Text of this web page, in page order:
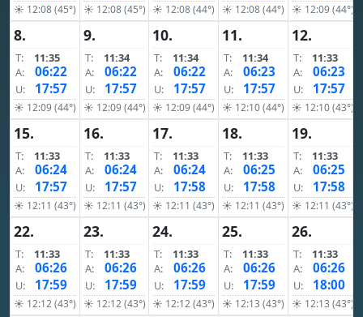
☀ 12:08 (45°) ☀ 12:08 (45°) ☀ 12:08 (44°) ☀ 12:08 (44°) ☀ 12:09 (44°)
8.
T:
11:35
A:
06:22
U: 17:57
☀ 12:09 (44°)
9.
T:
11:34
A:
06:22
U: 17:57
☀ 12:09 (44°)
10.
T:
11:34
A:
06:22
U: 17:57
☀ 12:09 (44°)
11.
T:
11:34
A:
06:23
U: 17:57
☀ 12:10 (44°)
12.
T:
11:33
A:
06:23
U: 17:57
☀ 12:10 (43°)
15.
T:
11:33
A:
06:24
U: 17:57
☀ 12:11 (43°)
16.
T:
11:33
A:
06:24
U: 17:57
☀ 12:11 (43°)
17.
T:
11:33
A:
06:24
U: 17:58
☀ 12:11 (43°)
18.
T:
11:33
A:
06:25
U: 17:58
☀ 12:11 (43°)
19.
T:
11:33
A:
06:25
U: 17:58
☀ 12:11 (43°)
22.
T:
11:33
A:
06:26
U: 17:59
☀ 12:12 (43°)
23.
T:
11:33
A:
06:26
U: 17:59
☀ 12:12 (43°)
24.
T:
11:33
A:
06:26
U: 17:59
☀ 12:12 (43°)
25.
T:
11:33
A:
06:26
U: 17:59
☀ 12:13 (43°)
26.
T:
11:33
A:
06:26
U: 18:00
☀ 12:13 (43°)